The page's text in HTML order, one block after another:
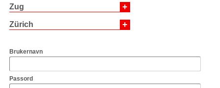
Zug +
Zürich +
Brukernavn
Passord